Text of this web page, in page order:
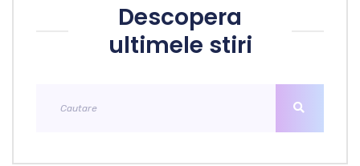
Descopera
ultimele stiri